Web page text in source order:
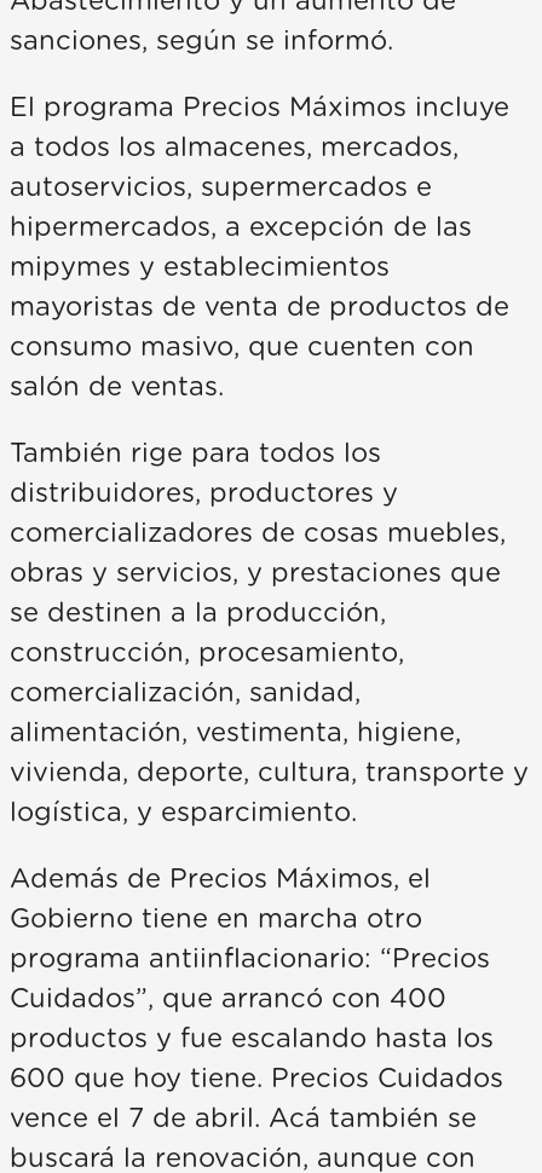
sanciones, según se informó.
El programa Precios Máximos incluye
a todos los almacenes, mercados,
autoservicios, supermercados e
hipermercados, a excepción de las
mipymes y establecimientos
mayoristas de venta de productos de
consumo masivo, que cuenten con
salón de ventas.
También rige para todos los
distribuidores, productores y
comercializadores de cosas muebles,
obras y servicios, y prestaciones que
se destinen a la producción,
construcción, procesamiento,
comercialización, sanidad,
alimentación, vestimenta, higiene,
vivienda, deporte, cultura, transporte y
logística, y esparcimiento.
Además de Precios Máximos, el
Gobierno tiene en marcha otro
programa antiinflacionario: “Precios
Cuidados”, que arrancó con 400
productos y fue escalando hasta los
600 que hoy tiene. Precios Cuidados
vence el 7 de abril. Acá también se
buscará la renovación, aunque con